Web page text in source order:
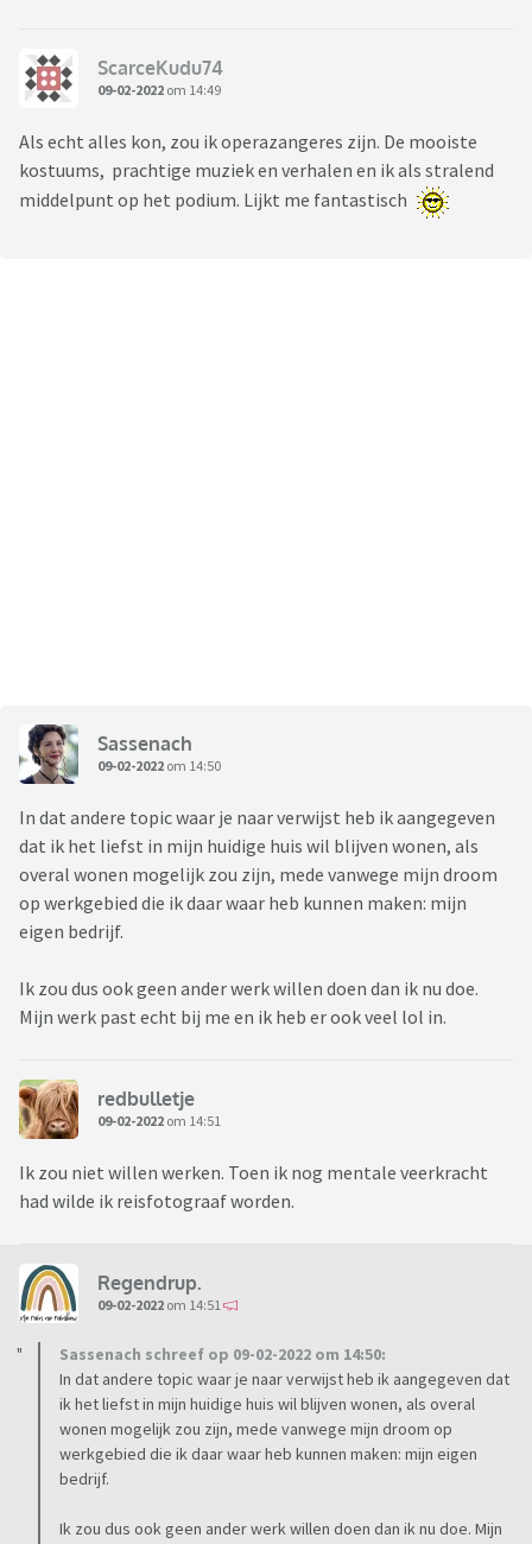
ScarceKudu74
09-02-2022 om 14:49
Als echt alles kon, zou ik operazangeres zijn. De mooiste
kostuums, prachtige muziek en verhalen en ik als stralend
middelpunt op het podium. Lijkt me fantastisch
Sassenach
09-02-2022 om 14:50
In dat andere topic waar je naar verwijst heb ik aangegeven
dat ik het liefst in mijn huidige huis wil blijven wonen, als
overal wonen mogelijk zou zijn, mede vanwege mijn droom
op werkgebied die ik daar waar heb kunnen maken: mijn
eigen bedrijf.
Ik zou dus ook geen ander werk willen doen dan ik nu doe.
Mijn werk past echt bij me en ik heb er ook veel lol in.
redbulletje
09-02-2022 om 14:51
Ik zou niet willen werken. Toen ik nog mentale veerkracht
had wilde ik reisfotograaf worden.
Regendrup.
09-02-2022 om 14:51
Sassenach schreef op 09-02-2022 om 14:50:
In dat andere topic waar je naar verwijst heb ik aangegeven dat
ik het liefst in mijn huidige huis wil blijven wonen, als overal
wonen mogelijk zou zijn, mede vanwege mijn droom op
werkgebied die ik daar waar heb kunnen maken: mijn eigen
bedrijf.
Ik zou dus ook geen ander werk willen doen dan ik nu doe. Mijn